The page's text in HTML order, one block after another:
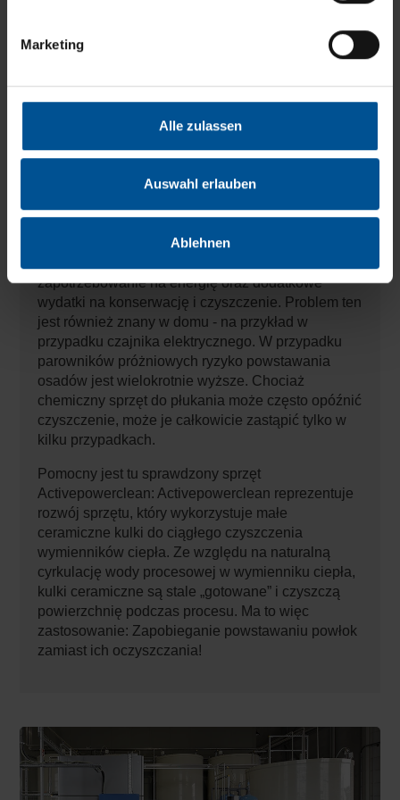
Marketing
Alle zulassen
Auswahl erlauben
Ablehnen
Pozwala to również osiągnąć znaczną redukcję
CSB - do 60 procent lepszą niż w przypadku
Niskie koszty operacyjne
Bardzo decydującym czynnikiem dla systemu
w wodzie i inne zanieczyszczenia mogą pokrywać
zapotrzebowanie na energię oraz dodatkowe
wydatki na konserwację i czyszczenie. Problem ten
jest również znany w domu - na przykład w
przypadku czajnika elektrycznego. W przypadku
parowników próżniowych ryzyko powstawania
osadów jest wielokrotnie wyższe. Chociaż
chemiczny sprzęt do płukania może często opóźnić
czyszczenie, może je całkowicie zastąpić tylko w
kilku przypadkach.
Pomocny jest tu sprawdzony sprzęt
Activepowerclean: Activepowerclean reprezentuje
rozwój sprzętu, który wykorzystuje małe
ceramiczne kulki do ciągłego czyszczenia
wymienników ciepła. Ze względu na naturalną
cyrkulację wody procesowej w wymienniku ciepła,
kulki ceramiczne są stale „gotowane” i czyszczą
powierzchnię podczas procesu. Ma to więc
zastosowanie: Zapobieganie powstawaniu powłok
zamiast ich oczyszczania!